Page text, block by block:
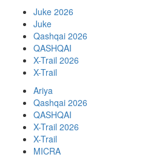
Juke 2026
Juke
Qashqai 2026
QASHQAI
X-Trail 2026
X-Trail
Ariya
Qashqai 2026
QASHQAI
X-Trail 2026
X-Trail
MICRA